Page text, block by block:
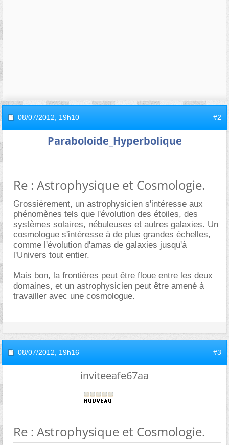
08/07/2012, 19h10 #2
Paraboloide_Hyperbolique
Re : Astrophysique et Cosmologie.
Grossièrement, un astrophysicien s'intéresse aux
phénomènes tels que l'évolution des étoiles, des
systèmes solaires, nébuleuses et autres galaxies. Un
cosmologue s'intéresse à de plus grandes échelles,
comme l'évolution d'amas de galaxies jusqu'à
l'Univers tout entier.
Mais bon, la frontières peut être floue entre les deux
domaines, et un astrophysicien peut être amené à
travailler avec une cosmologue.
08/07/2012, 19h16 #3
inviteeafe67aa
Re : Astrophysique et Cosmologie.